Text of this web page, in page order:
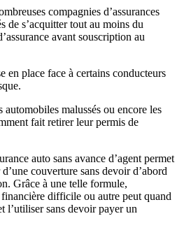
compagnies d’assurances
de s’acquitter tout au moins du
avant souscription au
en place face à certains conducteurs
automobiles malussés ou encore les
fait retirer leur permis de
auto sans avance d’agent permet
couverture sans devoir d’abord
Grâce à une telle formule,
difficile ou autre peut quand
l’utiliser sans devoir payer un